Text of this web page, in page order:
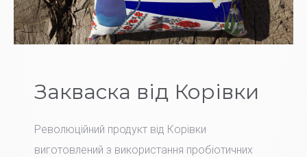
Закваска від Корівки
Революційний продукт від Корівки
виготовлений з використання пробіотичних